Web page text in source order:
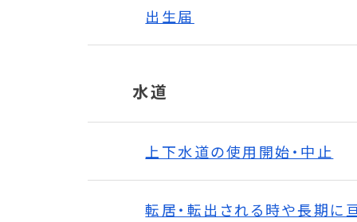
出生届
水道
上下水道の使用開始・中止
転居・転出される時や長期に